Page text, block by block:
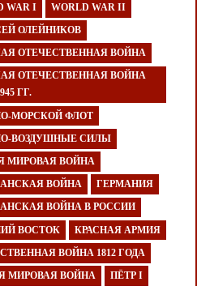
WAR I WORLD WAR II
ОЛЕЙНИКОВ
ОТЕЧЕСТВЕННАЯ ВОЙНА
ОТЕЧЕСТВЕННАЯ ВОЙНА
ГГ.
МОРСКОЙ ФЛОТ
ВОЗДУШНЫЕ СИЛЫ
МИРОВАЯ ВОЙНА
ВОЙНА ГЕРМАНИЯ
ВОЙНА В РОССИИ
ВОСТОК КРАСНАЯ АРМИЯ
ВОЙНА 1812 ГОДА
МИРОВАЯ ВОЙНА ПЁТР I